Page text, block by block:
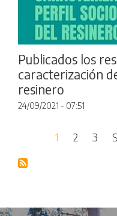
Publicados los
caracterización
resinero
24/09/2021 - 07:51
Paginación
1 2 3